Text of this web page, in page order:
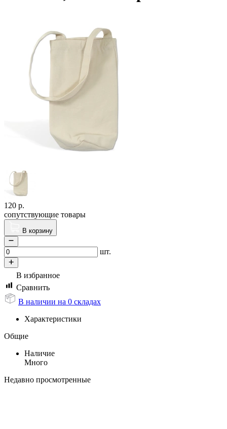
120 р.
сопутствующие товары
В корзину
шт.
В избранное
Сравнить
В наличии на 0 складах
Характеристики
Общие
Наличие
Много
Недавно просмотренные